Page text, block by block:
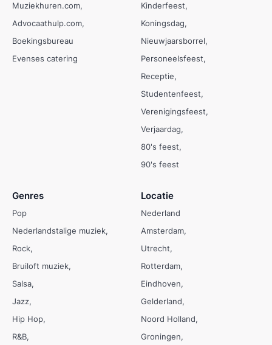
Muziekhuren.com
Advocaathulp.com
Boekingsbureau
Evenses catering
Kinderfeest
Koningsdag
Nieuwjaarsborrel
Personeelsfeest
Receptie
Studentenfeest
Verenigingsfeest
Verjaardag
80's feest
90's feest
Genres
Pop
Nederlandstalige muziek
Rock
Bruiloft muziek
Salsa
Jazz
Hip Hop
R&B
Locatie
Nederland
Amsterdam
Utrecht
Rotterdam
Eindhoven
Gelderland
Noord Holland
Groningen